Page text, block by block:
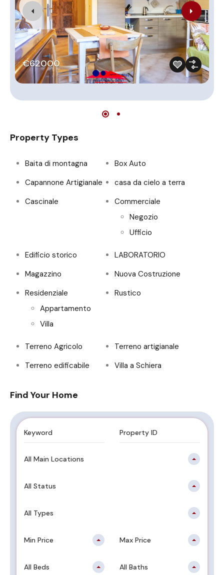
€62000
Property Types
Baita di montagna
Box Auto
Capannone Artigianale
casa da cielo a terra
Cascinale
Commerciale
Negozio
Ufficio
Edificio storico
LABORATORIO
Magazzino
Nuova Costruzione
Residenziale
Appartamento
Villa
Rustico
Terreno Agricolo
Terreno artigianale
Terreno edificabile
Villa a Schiera
Find Your Home
All Main Locations
All Status
All Types
Min Price Max Price
All Beds All Baths